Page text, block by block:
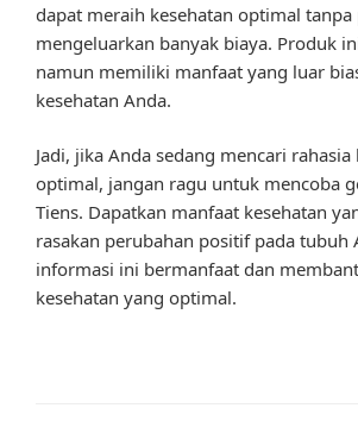
dapat meraih kesehatan optimal tanpa
mengeluarkan banyak biaya. Produk
namun memiliki manfaat yang luar
kesehatan Anda.
Jadi, jika Anda sedang mencari rahasia
optimal, jangan ragu untuk mencoba
Tiens. Dapatkan manfaat kesehatan
rasakan perubahan positif pada tubuh
informasi ini bermanfaat dan
kesehatan yang optimal.